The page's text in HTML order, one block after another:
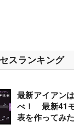
スランキング
最新アイアン
べ！ 最新41
表を作ってみ